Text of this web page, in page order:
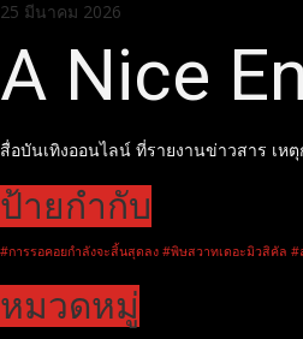
Skip
content
25 มีนาคม 2026
A Nice
สื่อบันเทิงออนไลน์ ที่รายงานข่าวสาร เห
ป้ายกำกับ
#การรอคอยกำลังจะสิ้นสุดลง #พิษสวาทเดอะมิวสิคัล #
หมวดหมู่